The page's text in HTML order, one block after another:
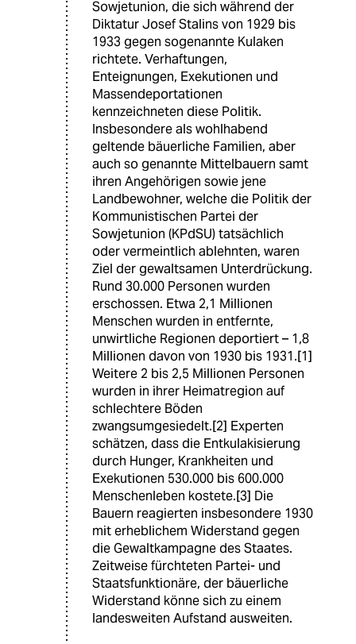
Sowjetunion, die sich während der
Diktatur Josef Stalins von 1929 bis
1933 gegen sogenannte Kulaken
richtete. Verhaftungen,
Enteignungen, Exekutionen und
Massendeportationen
kennzeichneten diese Politik.
Insbesondere als wohlhabend
geltende bäuerliche Familien, aber
auch so genannte Mittelbauern samt
ihren Angehörigen sowie jene
Landbewohner, welche die Politik der
Kommunistischen Partei der
Sowjetunion (KPdSU) tatsächlich
oder vermeintlich ablehnten, waren
Ziel der gewaltsamen Unterdrückung.
Rund 30.000 Personen wurden
erschossen. Etwa 2,1 Millionen
Menschen wurden in entfernte,
unwirtliche Regionen deportiert – 1,8
Millionen davon von 1930 bis 1931.[1]
Weitere 2 bis 2,5 Millionen Personen
wurden in ihrer Heimatregion auf
schlechtere Böden
zwangsumgesiedelt.[2] Experten
schätzen, dass die Entkulakisierung
durch Hunger, Krankheiten und
Exekutionen 530.000 bis 600.000
Menschenleben kostete.[3] Die
Bauern reagierten insbesondere 1930
mit erheblichem Widerstand gegen
die Gewaltkampagne des Staates.
Zeitweise fürchteten Partei- und
Staatsfunktionäre, der bäuerliche
Widerstand könne sich zu einem
landesweiten Aufstand ausweiten.